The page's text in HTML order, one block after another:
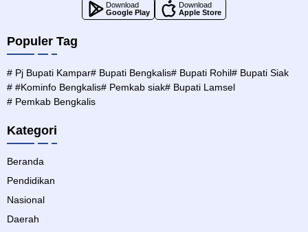
Download
Google Play
Download
Apple Store
Populer Tag
# Pj Bupati Kampar# Bupati Bengkalis# Bupati Rohil# Bupati Siak
# #Kominfo Bengkalis# Pemkab siak# Bupati Lamsel
# Pemkab Bengkalis
Kategori
Beranda
Pendidikan
Nasional
Daerah